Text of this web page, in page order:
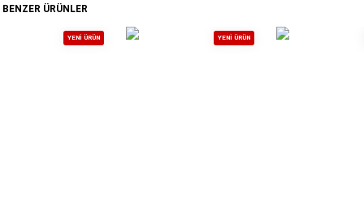
BENZER ÜRÜNLER
YENI ÜRÜN YENI ÜRÜN